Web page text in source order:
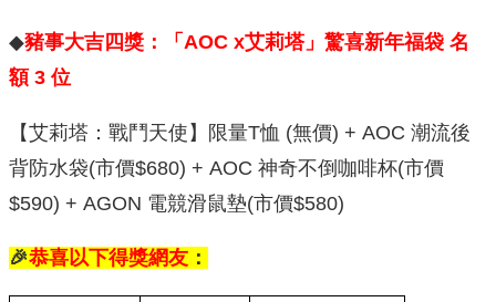
◆豬事大吉四獎：「AOC x艾莉塔」驚喜新年福袋 名
額 3 位
【艾莉塔：戰鬥天使】限量T恤 (無價) + AOC 潮流後
背防水袋(市價$680) + AOC 神奇不倒咖啡杯(市價
$590) + AGON 電競滑鼠墊(市價$580)
🎉恭喜以下得獎網友 ：